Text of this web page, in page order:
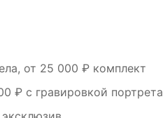
от 25 000 ₽ комплект
₽ с гравировкой портрета